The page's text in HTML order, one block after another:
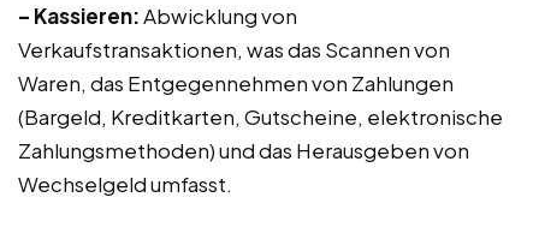
– Kassieren:Abwicklung von
Verkaufstransaktionen, was das Scannen von
Waren, das Entgegennehmen von Zahlungen
(Bargeld, Kreditkarten, Gutscheine, elektronische
Zahlungsmethoden) und das Herausgeben von
Wechselgeld umfasst.